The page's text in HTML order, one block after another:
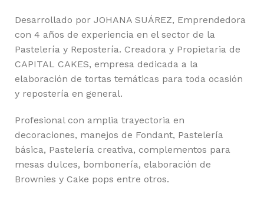
Desarrollado por JOHANA SUÁREZ, Emprendedora
con 4 años de experiencia en el sector de la
Pastelería y Repostería. Creadora y Propietaria de
CAPITAL CAKES, empresa dedicada a la
elaboración de tortas temáticas para toda ocasión
y repostería en general.
Profesional con amplia trayectoria en
decoraciones, manejos de Fondant, Pastelería
básica, Pastelería creativa, complementos para
mesas dulces, bombonería, elaboración de
Brownies y Cake pops entre otros.